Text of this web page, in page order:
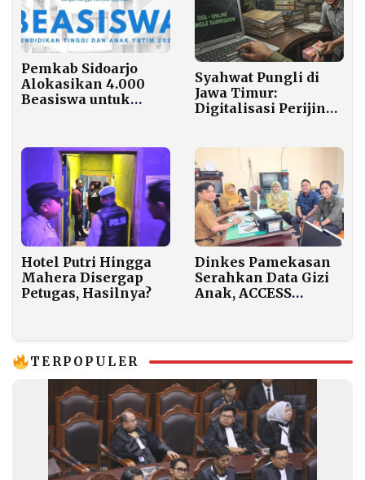
Pemkab Sidoarjo
Alokasikan 4.000
Beasiswa untuk
Syahwat Pungli di
Jawa Timur:
Digitalisasi Perijinan
Hotel Putri Hingga
Mahera Disergap
Petugas, Hasilnya?
Dinkes Pamekasan
Serahkan Data Gizi
Anak, ACCESS
TERPOPULER